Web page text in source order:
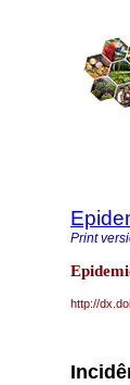
Print
http://